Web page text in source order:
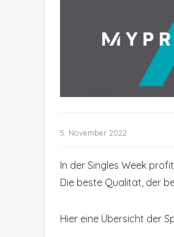
5. November 2022
In der Singles Week
Die beste Qualität, der
Hier eine Übersicht der